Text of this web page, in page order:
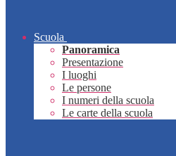
Scuola
Panoramica
Presentazione
I luoghi
Le persone
I numeri della scuola
Le carte della scuola